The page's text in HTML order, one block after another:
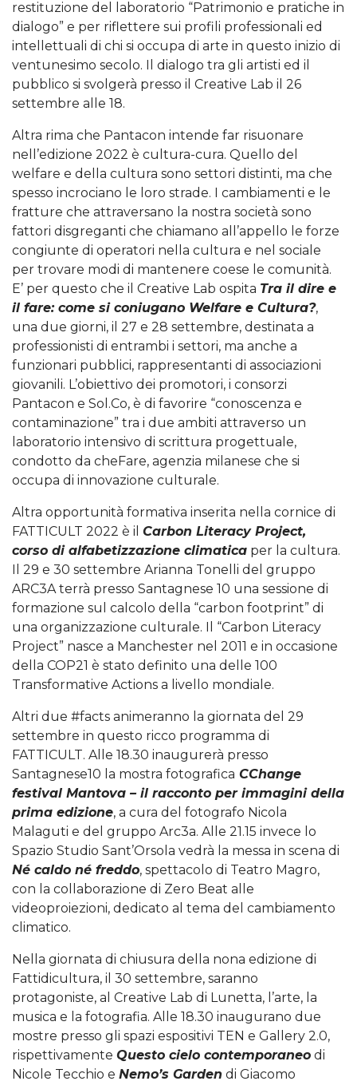
restituzione del laboratorio “Patrimonio e pratiche in
dialogo” e per riflettere sui profili professionali ed
intellettuali di chi si occupa di arte in questo inizio di
ventunesimo secolo. Il dialogo tra gli artisti ed il
pubblico si svolgerà presso il Creative Lab il 26
settembre alle 18.
Altra rima che Pantacon intende far risuonare
nell’edizione 2022 è cultura-cura. Quello del
welfare e della cultura sono settori distinti, ma che
spesso incrociano le loro strade. I cambiamenti e le
fratture che attraversano la nostra società sono
fattori disgreganti che chiamano all’appello le forze
congiunte di operatori nella cultura e nel sociale
per trovare modi di mantenere coese le comunità.
E’ per questo che il Creative Lab ospita Tra il dire e
il fare: come si coniugano Welfare e Cultura?,
una due giorni, il 27 e 28 settembre, destinata a
professionisti di entrambi i settori, ma anche a
funzionari pubblici, rappresentanti di associazioni
giovanili. L’obiettivo dei promotori, i consorzi
Pantacon e Sol.Co, è di favorire “conoscenza e
contaminazione” tra i due ambiti attraverso un
laboratorio intensivo di scrittura progettuale,
condotto da cheFare, agenzia milanese che si
occupa di innovazione culturale.
Altra opportunità formativa inserita nella cornice di
FATTICULT 2022 è il Carbon Literacy Project,
corso di alfabetizzazione climatica per la cultura.
Il 29 e 30 settembre Arianna Tonelli del gruppo
ARC3A terrà presso Santagnese 10 una sessione di
formazione sul calcolo della “carbon footprint” di
una organizzazione culturale. Il “Carbon Literacy
Project” nasce a Manchester nel 2011 e in occasione
della COP21 è stato definito una delle 100
Transformative Actions a livello mondiale.
Altri due #facts animeranno la giornata del 29
settembre in questo ricco programma di
FATTICULT. Alle 18.30 inaugurerà presso
Santagnese10 la mostra fotografica CChange
festival Mantova – il racconto per immagini della
prima edizione, a cura del fotografo Nicola
Malaguti e del gruppo Arc3a. Alle 21.15 invece lo
Spazio Studio Sant’Orsola vedrà la messa in scena di
Né caldo né freddo, spettacolo di Teatro Magro,
con la collaborazione di Zero Beat alle
videoproiezioni, dedicato al tema del cambiamento
climatico.
Nella giornata di chiusura della nona edizione di
Fattidicultura, il 30 settembre, saranno
protagoniste, al Creative Lab di Lunetta, l’arte, la
musica e la fotografia. Alle 18.30 inaugurano due
mostre presso gli spazi espositivi TEN e Gallery 2.0,
rispettivamente Questo cielo contemporaneo di
Nicole Tecchio e Nemo’s Garden di Giacomo